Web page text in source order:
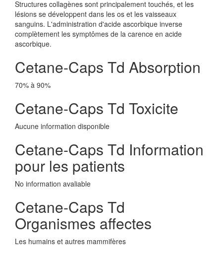
Structures collagènes sont principalement touchés, et les
lésions se développent dans les os et les vaisseaux
sanguins. L'administration d'acide ascorbique inverse
complètement les symptômes de la carence en acide
ascorbique.
Cetane-Caps Td Absorption
70% à 90%
Cetane-Caps Td Toxicite
Aucune information disponible
Cetane-Caps Td Information
pour les patients
No information avaliable
Cetane-Caps Td
Organismes affectes
Les humains et autres mammifères